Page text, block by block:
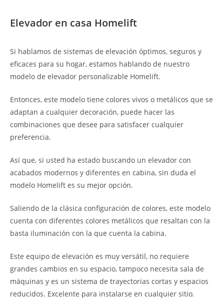
Elevador en casa Homelift
Si hablamos de sistemas de elevación óptimos, seguros y
eficaces para su hogar, estamos hablando de nuestro
modelo de elevador personalizable Homelift.
Entonces, este modelo tiene colores vivos o metálicos que se
adaptan a cualquier decoración, puede hacer las
combinaciones que desee para satisfacer cualquier
preferencia.
Así que, si usted ha estado buscando un elevador con
acabados modernos y diferentes en cabina, sin duda el
modelo Homelift es su mejor opción.
Saliendo de la clásica configuración de colores, este modelo
cuenta con diferentes colores metálicos que resaltan con la
basta iluminación con la que cuenta la cabina.
Este equipo de elevación es muy versátil, no requiere
grandes cambios en su espacio, tampoco necesita sala de
máquinas y es un sistema de trayectorias cortas y espacios
reducidos. Excelente para instalarse en cualquier sitio.